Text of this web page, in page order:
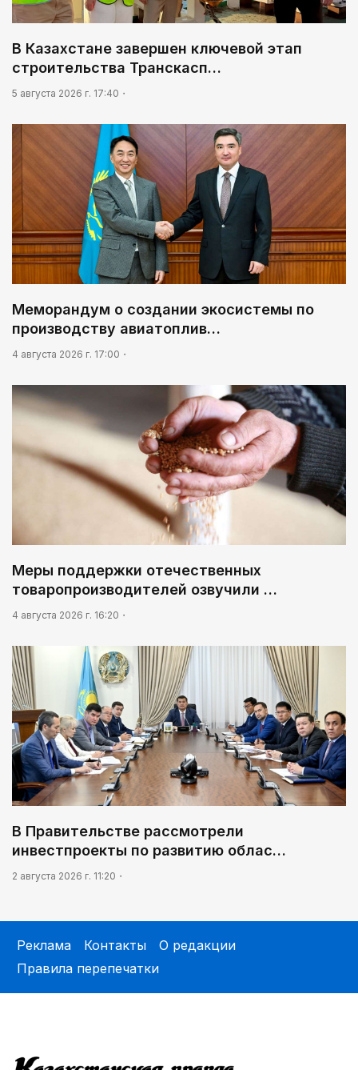
09:20
Леонардо Ди Каприо и глава Amazon
анонсировали совместный проект
В Казахстане завершен ключевой этап
строительства Транскасп…
5 августа 2026 г. 17:40
Меморандум о создании экосистемы по
производству авиатоплив…
4 августа 2026 г. 17:00
Меры поддержки отечественных
товаропроизводителей озвучили …
4 августа 2026 г. 16:20
В Правительстве рассмотрели
инвестпроекты по развитию облас…
2 августа 2026 г. 11:20
Реклама Контакты
О редакции
Правила перепечатки